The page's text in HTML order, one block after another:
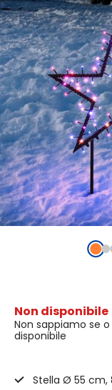
Non disponibile
Non sappiamo se
disponibile
Stella Ø 55 cm,